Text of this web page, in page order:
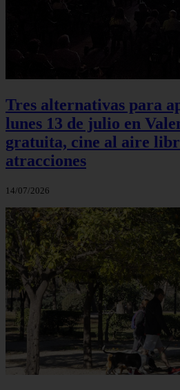
Tres alternativas para
lunes 13 de julio en
gratuita, cine al aire
atracciones
14/07/2026